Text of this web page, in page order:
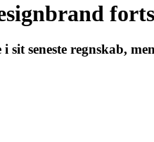
sit seneste regnskab,